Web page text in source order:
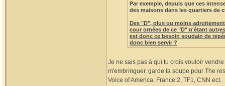
Par exemple, depuis que ces
des maisons dans les quartiers de
Des "D", plus ou moins
cour ornées de ce "D" n'étant
est donc ce besoin soudain de
donc bien servir ?
Je ne sais pas à qui tu crois vouloir
m'embringuer, garde ta soupe pour The
Voice of America, France 2, TF1, CNN ect..